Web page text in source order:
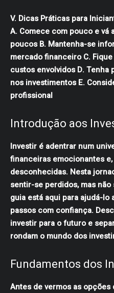
V. Dicas Práticas para
A. Comece com pouco e vá
poucos B. Mantenha-se
mercado financeiro C.
custos envolvidos D.
nos investimentos E.
profissional
Introdução aos
Investir é adentrar num
financeiras emocionantes
desconhecidas. Nesta
sentir-se perdidos, mas
guia está aqui para ajudá-lo
passos com confiança.
investir para o futuro e
rondam o mundo dos
Fundamentos dos
Antes de vermos as opções